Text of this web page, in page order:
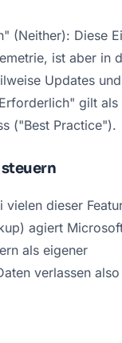
(Neither): Diese
ist aber in
Updates
gilt als
("Best Practice").
dieser
agiert
als eigener
verlassen